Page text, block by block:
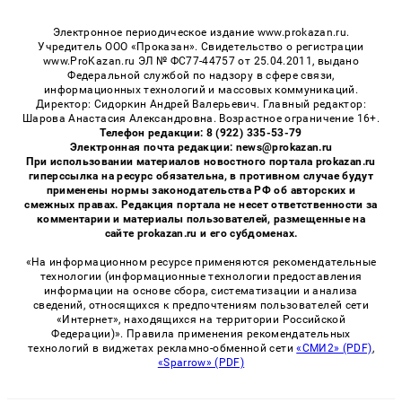
Электронное периодическое издание www.prokazan.ru.
Учредитель ООО «Проказан». Cвидетельство о регистрации
www.ProKazan.ru ЭЛ № ФС77-44757 от 25.04.2011, выдано
Федеральной службой по надзору в сфере связи,
информационных технологий и массовых коммуникаций.
Директор: Сидоркин Андрей Валерьевич. Главный редактор:
Шарова Анастасия Александровна. Возрастное ограничение 16+.
Телефон редакции: 8 (922) 335-53-79
Электронная почта редакции: news@prokazan.ru
При использовании материалов новостного портала prokazan.ru
гиперссылка на ресурс обязательна, в противном случае будут
применены нормы законодательства РФ об авторских и
смежных правах. Редакция портала не несет ответственности за
комментарии и материалы пользователей, размещенные на
сайте prokazan.ru и его субдоменах.
«На информационном ресурсе применяются рекомендательные
технологии (информационные технологии предоставления
информации на основе сбора, систематизации и анализа
сведений, относящихся к предпочтениям пользователей сети
«Интернет», находящихся на территории Российской
Федерации)». Правила применения рекомендательных
технологий в виджетах рекламно-обменной сети«СМИ2» (PDF),
«Sparrow» (PDF)